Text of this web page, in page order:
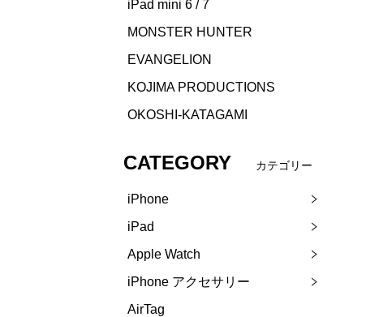
iPad mini 6 / 7
MONSTER HUNTER
EVANGELION
KOJIMA PRODUCTIONS
OKOSHI-KATAGAMI
CATEGORY カテゴリー
iPhone
iPad
Apple Watch
iPhone アクセサリー
AirTag